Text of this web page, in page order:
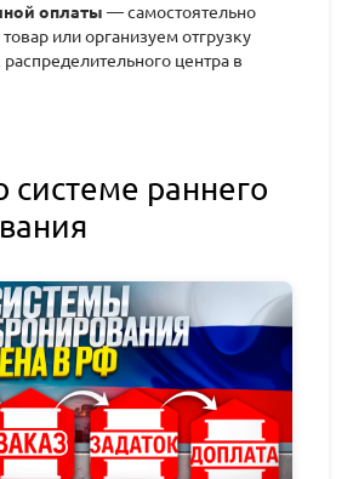
оплаты — самостоятельно
товар или организуем отгрузку
распределительного центра в
системе раннего